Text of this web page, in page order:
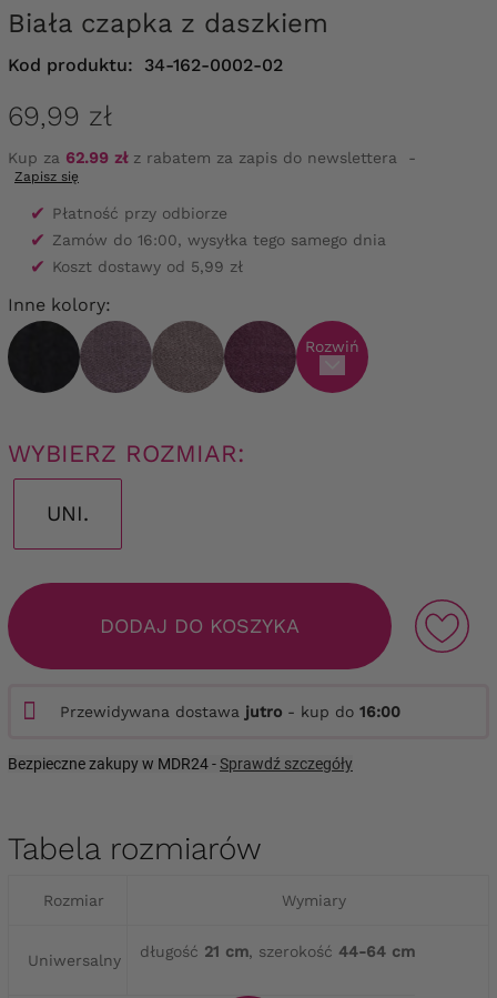
Biała czapka z daszkiem
Kod produktu: 34-162-0002-02
69,99 zł
Kup za 62.99 złz rabatem za zapis do newslettera -
Zapisz się
✔ Płatność przy odbiorze
✔ Zamów do 16:00, wysyłka tego samego dnia
✔ Koszt dostawy od 5,99 zł
Inne kolory:
Rozwiń
WYBIERZ ROZMIAR:
UNI.
DODAJ DO KOSZYKA
Przewidywana dostawa jutro - kup do 16:00
Bezpieczne zakupy w MDR24 -Sprawdź szczegóły
Tabela rozmiarów
Rozmiar Wymiary
Uniwersalny długość 21 cm, szerokość 44-64 cm